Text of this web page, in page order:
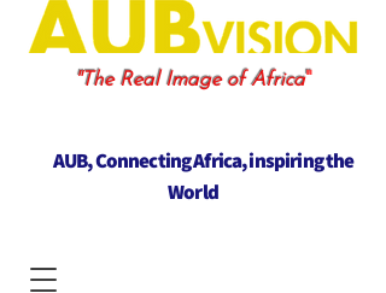
"The Real Image of Africa"
AUB, Connecting Africa, inspiring the
World